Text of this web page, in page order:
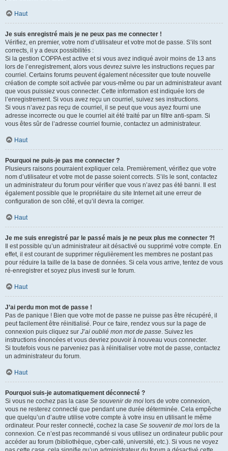
Haut
Je suis enregistré mais je ne peux pas me connecter !
Vérifiez, en premier, votre nom d’utilisateur et votre mot de passe. S’ils sont
corrects, il y a deux possibilités :
Si la gestion COPPA est active et si vous avez indiqué avoir moins de 13 ans
lors de l’enregistrement, alors vous devrez suivre les instructions reçues par
courriel. Certains forums peuvent également nécessiter que toute nouvelle
création de compte soit activée par vous-même ou par un administrateur avant
que vous puissiez vous connecter. Cette information est indiquée lors de
l’enregistrement. Si vous avez reçu un courriel, suivez ses instructions.
Si vous n’avez pas reçu de courriel, il se peut que vous ayez fourni une
adresse incorrecte ou que le courriel ait été traité par un filtre anti-spam. Si
vous êtes sûr de l’adresse courriel fournie, contactez un administrateur.
Haut
Pourquoi ne puis-je pas me connecter ?
Plusieurs raisons pourraient expliquer cela. Premièrement, vérifiez que votre
nom d’utilisateur et votre mot de passe soient corrects. S’ils le sont, contactez
un administrateur du forum pour vérifier que vous n’avez pas été banni. Il est
également possible que le propriétaire du site Internet ait une erreur de
configuration de son côté, et qu’il devra la corriger.
Haut
Je me suis enregistré par le passé mais je ne peux plus me connecter ?!
Il est possible qu’un administrateur ait désactivé ou supprimé votre compte. En
effet, il est courant de supprimer régulièrement les membres ne postant pas
pour réduire la taille de la base de données. Si cela vous arrive, tentez de vous
ré-enregistrer et soyez plus investi sur le forum.
Haut
J’ai perdu mon mot de passe !
Pas de panique ! Bien que votre mot de passe ne puisse pas être récupéré, il
peut facilement être réinitialisé. Pour ce faire, rendez vous sur la page de
connexion puis cliquez sur J’ai oublié mon mot de passe. Suivez les
instructions énoncées et vous devriez pouvoir à nouveau vous connecter.
Si toutefois vous ne parveniez pas à réinitialiser votre mot de passe, contactez
un administrateur du forum.
Haut
Pourquoi suis-je automatiquement déconnecté ?
Si vous ne cochez pas la case Se souvenir de moi lors de votre connexion,
vous ne resterez connecté que pendant une durée déterminée. Cela empêche
que quelqu’un d’autre utilise votre compte à votre insu en utilisant le même
ordinateur. Pour rester connecté, cochez la case Se souvenir de moi lors de la
connexion. Ce n’est pas recommandé si vous utilisez un ordinateur public pour
accéder au forum (bibliothèque, cyber-café, université, etc.). Si vous ne voyez